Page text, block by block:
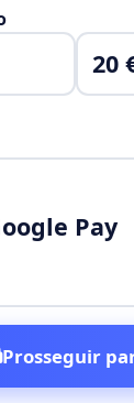
20
Pay
Prosseguir